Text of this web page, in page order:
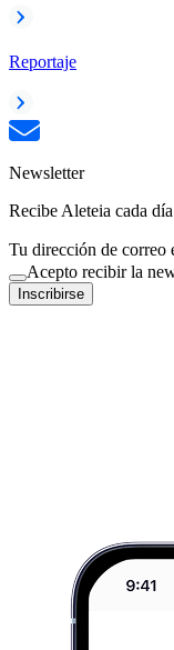
Reportaje
Newsletter
Recibe Aleteia cada
Tu dirección de correo
Acepto recibir la
Inscribirse